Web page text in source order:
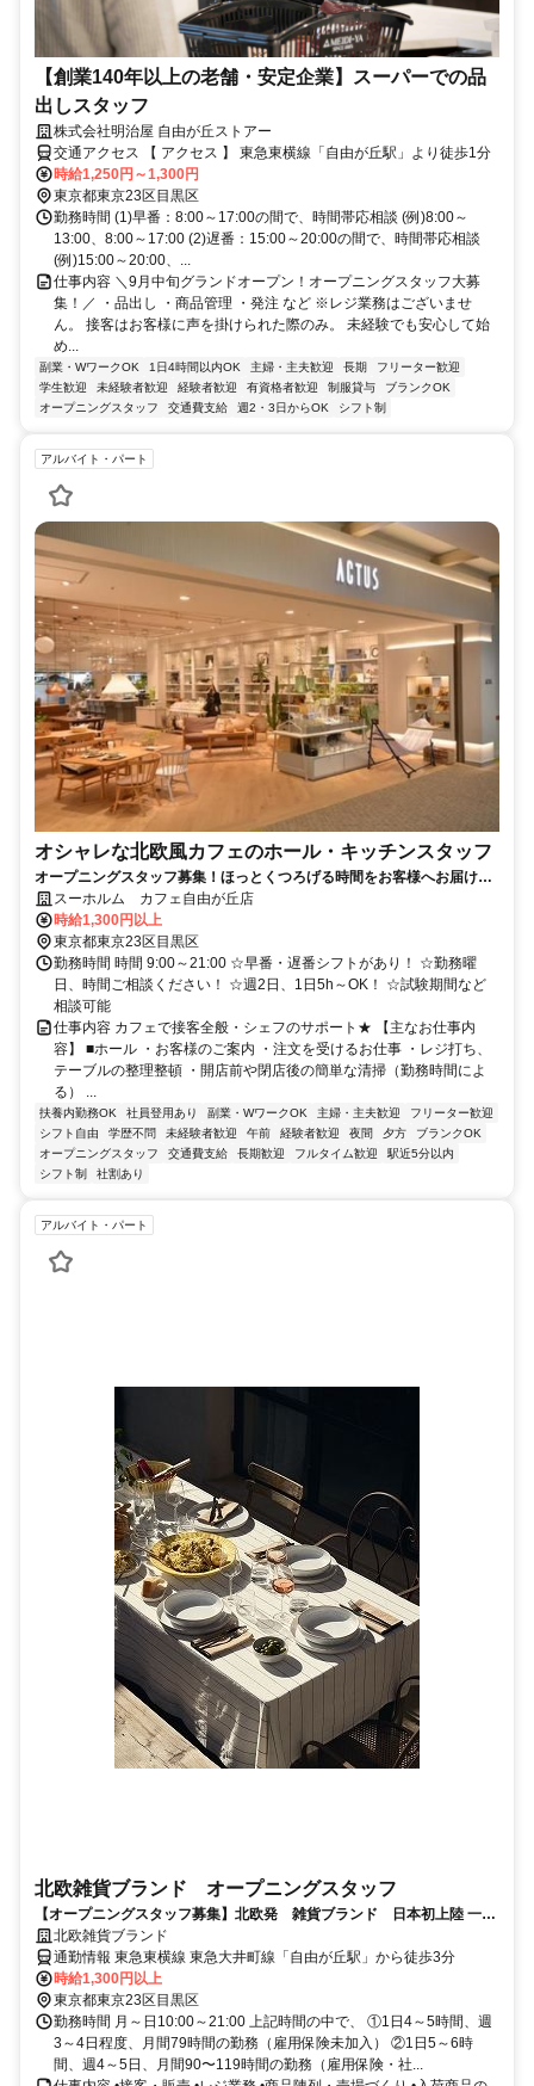
【創業140年以上の老舗・安定企業】スーパーでの品
出しスタッフ
株式会社明治屋 自由が丘ストアー
交通アクセス 【 アクセス 】 東急東横線「自由が丘駅」より徒歩1分
時給1,250円～1,300円
東京都東京23区目黒区
勤務時間 (1)早番：8:00～17:00の間で、時間帯応相談 (例)8:00～
13:00、8:00～17:00 (2)遅番：15:00～20:00の間で、時間帯応相談
(例)15:00～20:00、...
仕事内容 ＼9月中旬グランドオープン！オープニングスタッフ大募
集！／ ・品出し ・商品管理 ・発注 など ※レジ業務はございませ
ん。 接客はお客様に声を掛けられた際のみ。 未経験でも安心して始
め...
副業・WワークOK 1日4時間以内OK 主婦・主夫歓迎 長期
フリーター歓迎
学生歓迎
未経験者歓迎 経験者歓迎 有資格者歓迎 制服貸与
ブランクOK
オープニングスタッフ
交通費支給 週2・3日からOK シフト制
アルバイト・パート
オシャレな北欧風カフェのホール・キッチンスタッフ
オープニングスタッフ募集！ほっとくつろげる時間をお客様へお届けす
るお仕事
スーホルム カフェ自由が丘店
時給1,300円以上
東京都東京23区目黒区
勤務時間 時間 9:00～21:00 ☆早番・遅番シフトがあり！ ☆勤務曜
日、時間ご相談ください！ ☆週2日、1日5h～OK！ ☆試験期間など
相談可能
仕事内容 カフェで接客全般・シェフのサポート★ 【主なお仕事内
容】 ■ホール ・お客様のご案内 ・注文を受けるお仕事 ・レジ打ち、
テーブルの整理整頓 ・開店前や閉店後の簡単な清掃（勤務時間によ
る） ...
扶養内勤務OK 社員登用あり 副業・WワークOK 主婦・主夫歓迎
フリーター歓迎
シフト自由
学歴不問 未経験者歓迎 午前 経験者歓迎 夜間 夕方
ブランクOK
オープニングスタッフ
交通費支給 長期歓迎 フルタイム歓迎
駅近5分以内
シフト制
社割あり
アルバイト・パート
北欧雑貨ブランド オープニングスタッフ
【オープニングスタッフ募集】北欧発 雑貨ブランド 日本初上陸 一緒
にお店をつくりませんか？
北欧雑貨ブランド
通勤情報 東急東横線 東急大井町線「自由が丘駅」から徒歩3分
時給1,300円以上
東京都東京23区目黒区
勤務時間 月～日10:00～21:00 上記時間の中で、 ①1日4～5時間、週
3～4日程度、月間79時間の勤務（雇用保険未加入） ②1日5～6時
間、週4～5日、月間90〜119時間の勤務（雇用保険・社...